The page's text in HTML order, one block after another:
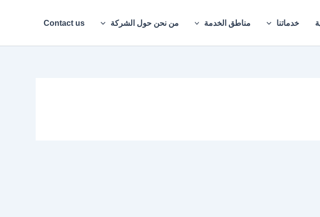
خدماتنا مناطق الخدمة من نحن حول الشركة Contact us